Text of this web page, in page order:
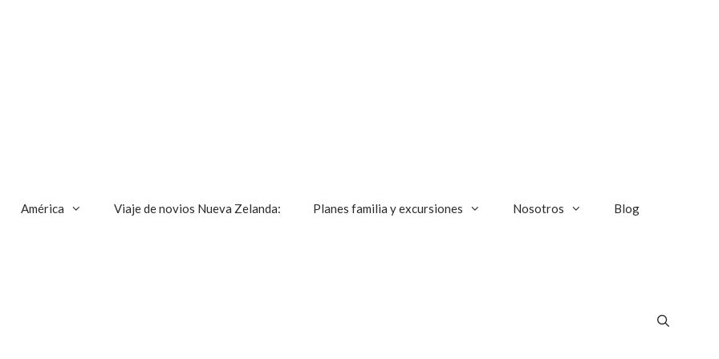
América Viaje de novios Nueva Zelanda: Planes familia y excursiones Nosotros Blog